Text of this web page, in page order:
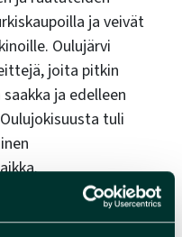
ja veivät
Oulujärvi
joita pitkin
ja edelleen
tuli